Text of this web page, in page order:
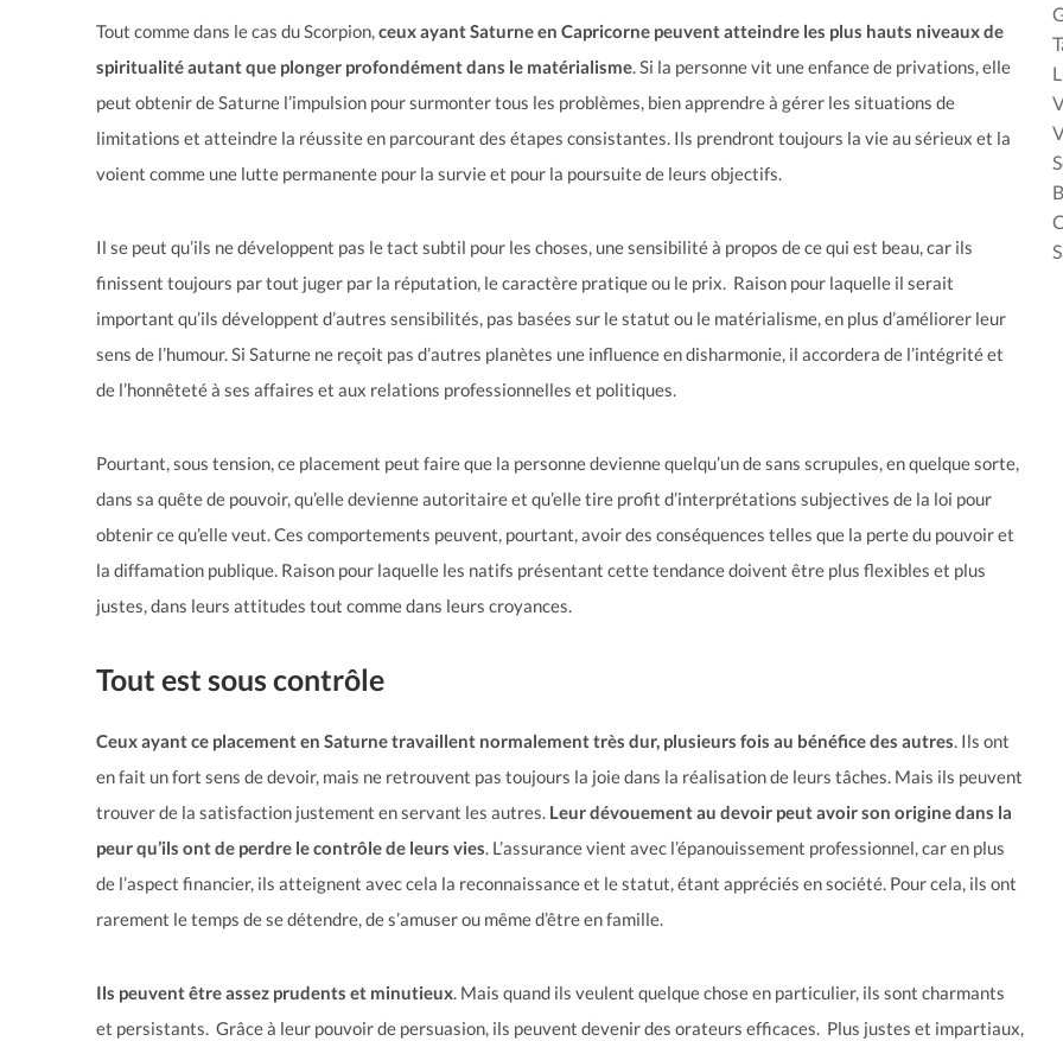
Tout comme dans le cas du Scorpion,ceux ayant Saturne en Capricorne peuvent atteindre les plus hauts niveaux de
spiritualité autant que plonger profondément dans le matérialisme. Si la personne vit une enfance de privations, elle
peut obtenir de Saturne l’impulsion pour surmonter tous les problèmes, bien apprendre à gérer les situations de
limitations et atteindre la réussite en parcourant des étapes consistantes. Ils prendront toujours la vie au sérieux et la
voient comme une lutte permanente pour la survie et pour la poursuite de leurs objectifs.
Il se peut qu’ils ne développent pas le tact subtil pour les choses, une sensibilité à propos de ce qui est beau, car ils
finissent toujours par tout juger par la réputation, le caractère pratique ou le prix. Raison pour laquelle il serait
important qu’ils développent d’autres sensibilités, pas basées sur le statut ou le matérialisme, en plus d’améliorer leur
sens de l’humour. Si Saturne ne reçoit pas d’autres planètes une influence en disharmonie, il accordera de l’intégrité et
de l’honnêteté à ses affaires et aux relations professionnelles et politiques.
Pourtant, sous tension, ce placement peut faire que la personne devienne quelqu’un de sans scrupules, en quelque sorte,
dans sa quête de pouvoir, qu’elle devienne autoritaire et qu’elle tire profit d’interprétations subjectives de la loi pour
obtenir ce qu’elle veut. Ces comportements peuvent, pourtant, avoir des conséquences telles que la perte du pouvoir et
la diffamation publique. Raison pour laquelle les natifs présentant cette tendance doivent être plus flexibles et plus
justes, dans leurs attitudes tout comme dans leurs croyances.
Tout est sous contrôle
Ceux ayant ce placement en Saturne travaillent normalement très dur, plusieurs fois au bénéfice des autres. Ils ont
en fait un fort sens de devoir, mais ne retrouvent pas toujours la joie dans la réalisation de leurs tâches. Mais ils peuvent
trouver de la satisfaction justement en servant les autres. Leur dévouement au devoir peut avoir son origine dans la
peur qu’ils ont de perdre le contrôle de leurs vies. L’assurance vient avec l’épanouissement professionnel, car en plus
de l’aspect financier, ils atteignent avec cela la reconnaissance et le statut, étant appréciés en société. Pour cela, ils ont
rarement le temps de se détendre, de s’amuser ou même d’être en famille.
Ils peuvent être assez prudents et minutieux. Mais quand ils veulent quelque chose en particulier, ils sont charmants
et persistants. Grâce à leur pouvoir de persuasion, ils peuvent devenir des orateurs efficaces. Plus justes et impartiaux,